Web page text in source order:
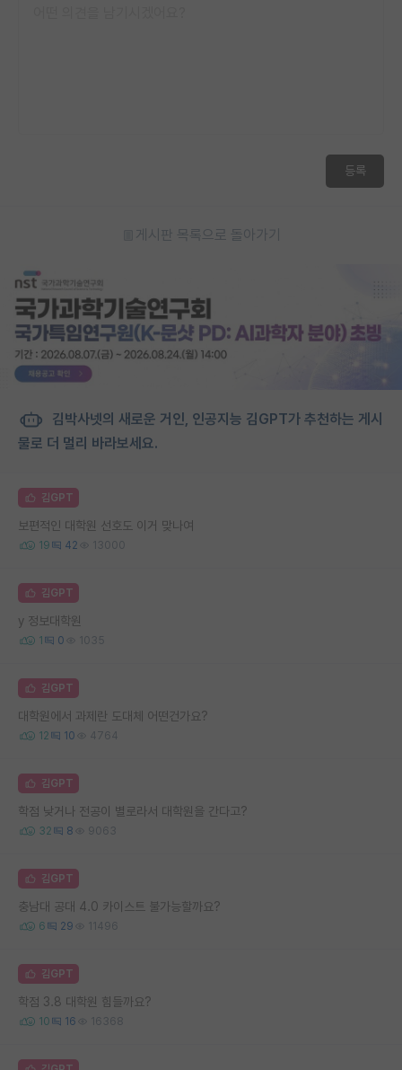
등록
게시판 목록으로 돌아가기
김박사넷의 새로운 거인, 인공지능 김GPT가 추천하는 게시
물로 더 멀리 바라보세요.
김GPT
보편적인 대학원 선호도 이거 맞나여
19 42 13000
김GPT
y 정보대학원
1 0 1035
김GPT
대학원에서 과제란 도대체 어떤건가요?
12 10 4764
김GPT
학점 낮거나 전공이 별로라서 대학원을 간다고?
32 8 9063
김GPT
충남대 공대 4.0 카이스트 불가능할까요?
6 29 11496
김GPT
학점 3.8 대학원 힘들까요?
10 16 16368